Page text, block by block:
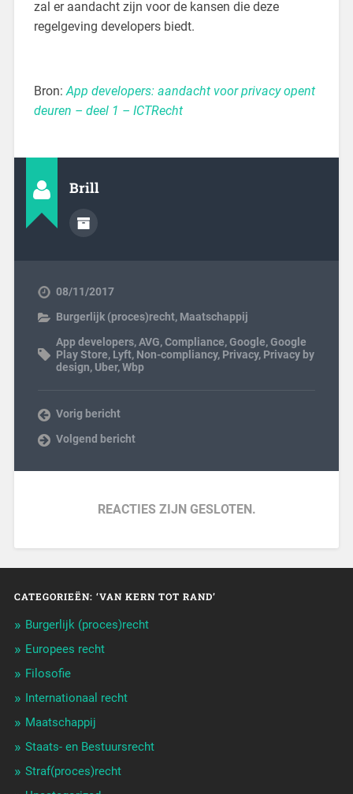
zal er aandacht zijn voor de kansen die deze
regelgeving developers biedt.
Bron: App developers: aandacht voor privacy opent
deuren – deel 1 – ICTRecht
Brill
08/11/2017
Burgerlijk (proces)recht, Maatschappij
App developers,AVG,Compliance,Google,Google
Play Store, Lyft, Non-compliancy, Privacy, Privacy by
design, Uber,Wbp
Vorig bericht
Volgend bericht
REACTIES ZIJN GESLOTEN.
CATEGORIEËN: ‘VAN KERN TOT RAND’
Burgerlijk (proces)recht
Europees recht
Filosofie
Internationaal recht
Maatschappij
Staats- en Bestuursrecht
Straf(proces)recht